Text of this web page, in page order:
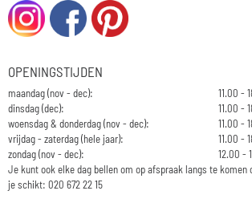
OPENINGSTIJDEN
maandag (nov - dec):
11.00 -
dinsdag (dec):
11.00 -
woensdag & donderdag (nov - dec):
11.00 -
vrijdag - zaterdag (hele jaar):
11.00 -
zondag (nov - dec):
12.00 -
Je kunt ook elke dag bellen om op afspraak langs te komen
je schikt: 020 672 22 15